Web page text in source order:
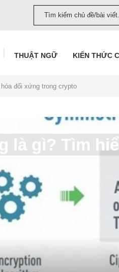
THUẬT NGỮ KIẾN THỨC
đối xứng trong crypto
là gì? Tìm